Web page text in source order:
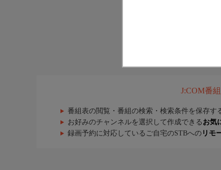
J:COM番
番組表の閲覧・番組の検索・検索条件を保存す
お好みのチャンネルを選択して作成できる お気
録画予約に対応しているご自宅のSTBへの リモ